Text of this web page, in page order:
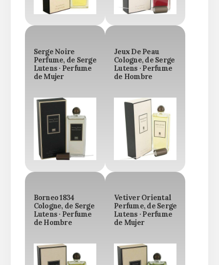
Serge Noire
Perfume, de Serge
Lutens · Perfume
de Mujer
Jeux De Peau
Cologne, de Serge
Lutens · Perfume
de Hombre
Borneo 1834
Cologne, de Serge
Lutens · Perfume
de Hombre
Vetiver Oriental
Perfume, de Serge
Lutens · Perfume
de Mujer